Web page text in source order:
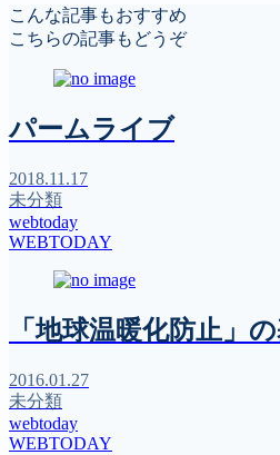
こんな記事もおすすめ
こちらの記事もどうぞ
パームライブ
2018.11.17
未分類
webtoday
WEBTODAY
「地球温暖化防止」
2016.01.27
未分類
webtoday
WEBTODAY